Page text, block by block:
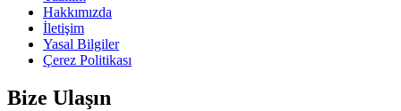
Hakkımızda
İletişim
Yasal Bilgiler
Çerez Politikası
Bize Ulaşın